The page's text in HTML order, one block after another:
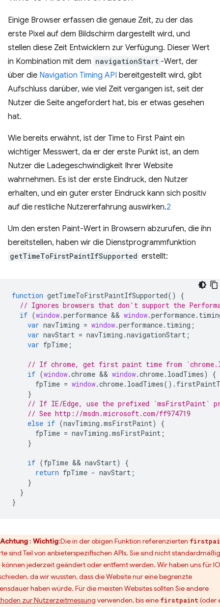
Einige Browser erfassen die genaue Zeit, zu der das
erste Pixel auf dem Bildschirm dargestellt wird, und
stellen diese Zeit Entwicklern zur Verfügung. Dieser Wert
in Kombination mit dem navigationStart -Wert, der
über die Navigation Timing API bereitgestellt wird, gibt
Aufschluss darüber, wie viel Zeit vergangen ist, seit der
Nutzer die Seite angefordert hat, bis er etwas gesehen
hat.
Wie bereits erwähnt, ist der Time to First Paint ein
wichtiger Messwert, da er der erste Punkt ist, an dem
Nutzer die Ladegeschwindigkeit Ihrer Website
wahrnehmen. Es ist der erste Eindruck, den Nutzer
erhalten, und ein guter erster Eindruck kann sich positiv
auf die restliche Nutzererfahrung auswirken.2
Um den ersten Paint-Wert in Browsern abzurufen, die ihn
bereitstellen, haben wir die Dienstprogrammfunktion
getTimeToFirstPaintIfSupported erstellt:
function getTimeToFirstPaintIfSupported()
{
// Ignores browsers that don't support the
if (window.performance && window.performance.
var navTiming = window.performance. timing ;
var navStart = navTiming .navigationStart ;
var fpTime ;
// If chrome, get first paint time from
if (window.chrome && window.chrome. loadTimes)
{
fpTime = window.chrome. loadTimes().
}
// If IE/Edge, use the prefixed `msFirstPaint`
// See http://msdn.microsoft.com/ff974719
else if (navTiming .msFirstPaint)
{
fpTime = navTiming .msFirstPaint ;
}
if (fpTime && navStart)
{
return fpTime - navStart ;
}
}
}
Achtung : Wichtig:Die in der obigen Funktion referenzierten
sind Teil von anbieterspezifischen APIs. Sie sind nicht standardmäßig
können jederzeit geändert oder entfernt werden. Wir haben uns für
da wir wussten, dass die Website nur eine begrenzte
haben würde. Für die meisten Websites sollten Sie andere
zur Nutzerzeitmessung verwenden, bis eine firstpaint (oder